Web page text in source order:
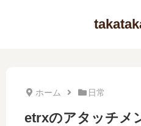
ホーム 日常
etrxのアタッチメ